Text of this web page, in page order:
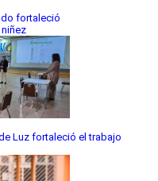
fortaleció
Luz fortaleció el trabajo